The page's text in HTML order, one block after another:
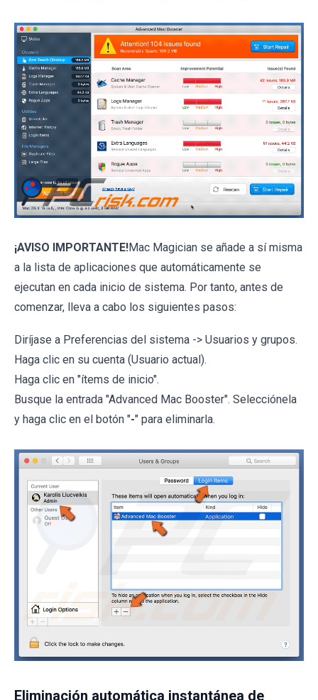
¡AVISO IMPORTANTE!Mac Magician se añade a sí misma
a la lista de aplicaciones que automáticamente se
ejecutan en cada inicio de sistema. Por tanto, antes de
comenzar, lleva a cabo los siguientes pasos:
Diríjase a Preferencias del sistema -> Usuarios y grupos.
Haga clic en su cuenta (Usuario actual).
Haga clic en "ítems de inicio".
Busque la entrada "Advanced Mac Booster". Selecciónela
y haga clic en el botón "-" para eliminarla.
Eliminación automática instantánea de